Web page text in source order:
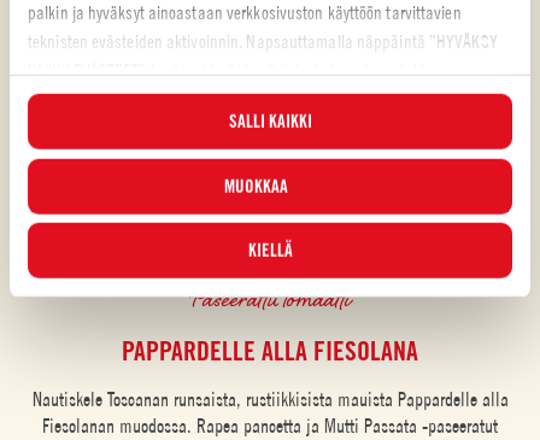
palkin ja hyväksyt ainoastaan verkkosivuston käyttöön tarvittavien
teknisten evästeiden aktivoinnin. Napsauttamalla näppäintä ”HYVÄKSY
analyyttiset ja profilointievästeet. Voit valita milloin tahansa, mitkä
evästeet hyväksyt, ja katsella päivitettyä evästeluetteloa ”HALLINNOI”-
painikkeesta. Lisätietoja varten tutustuEvästekäytäntöömme.
SALLI KAIKKI
MUOKKAA
KIELLÄ
Paseerattu tomaatti
PAPPARDELLE ALLA FIESOLANA
Nautiskele Toscanan runsaista, rustiikkisista mauista Pappardelle alla
Fiesolanan muodossa. Rapea pancetta ja Mutti Passata -paseeratut